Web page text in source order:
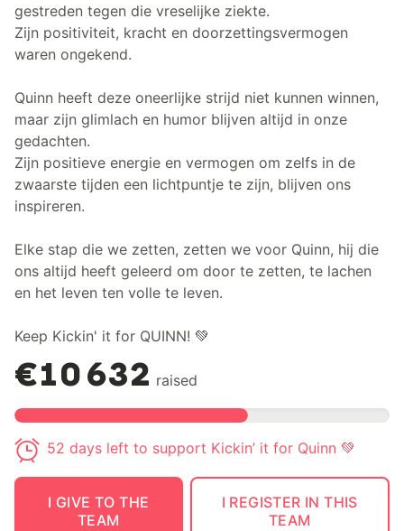
gestreden tegen die vreselijke ziekte.
Zijn positiviteit, kracht en doorzettingsvermogen
waren ongekend.
Quinn heeft deze oneerlijke strijd niet kunnen winnen,
maar zijn glimlach en humor blijven altijd in onze
gedachten.
Zijn positieve energie en vermogen om zelfs in de
zwaarste tijden een lichtpuntje te zijn, blijven ons
inspireren.
Elke stap die we zetten, zetten we voor Quinn, hij die
ons altijd heeft geleerd om door te zetten, te lachen
en het leven ten volle te leven.
Keep Kickin' it for QUINN! 💚
€10 632 raised
52 days left to support Kickin’ it for Quinn 💚
I GIVE TO THE
TEAM
I REGISTER IN THIS
TEAM